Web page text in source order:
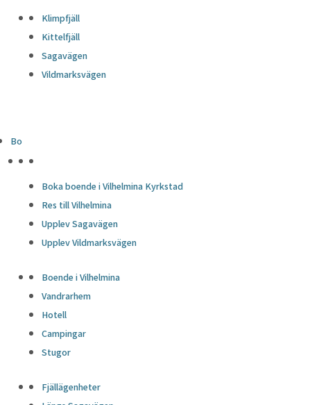
Klimpfjäll
Kittelfjäll
Sagavägen
Vildmarksvägen
Bo
Boka boende i Vilhelmina Kyrkstad
Res till Vilhelmina
Upplev Sagavägen
Upplev Vildmarksvägen
Boende i Vilhelmina
Vandrarhem
Hotell
Campingar
Stugor
Fjällägenheter